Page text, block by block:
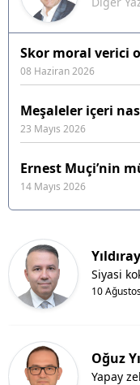
Skor moral verici
08 Haziran 2026
Meşaleler içeri
23 Mayıs 2026
Ernest Muçi’nin
14 Mayıs 2026
10
Siyasi
Oğuz
Yapay